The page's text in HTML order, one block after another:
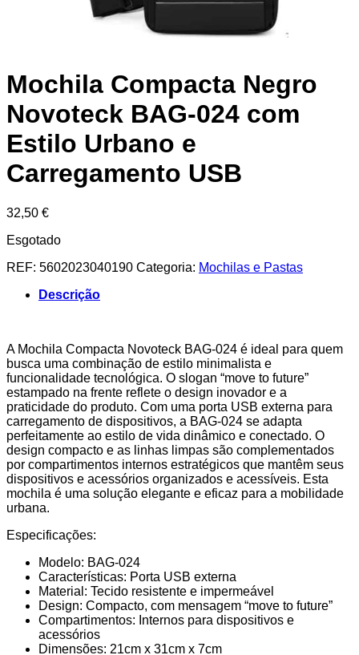
Mochila Compacta Negro
Novoteck BAG-024 com
Estilo Urbano e
Carregamento USB
32,50 €
Esgotado
REF: 5602023040190 Categoria: Mochilas e Pastas
Descrição
A Mochila Compacta Novoteck BAG-024 é ideal para quem
busca uma combinação de estilo minimalista e
funcionalidade tecnológica. O slogan “move to future”
estampado na frente reflete o design inovador e a
praticidade do produto. Com uma porta USB externa para
carregamento de dispositivos, a BAG-024 se adapta
perfeitamente ao estilo de vida dinâmico e conectado. O
design compacto e as linhas limpas são complementados
por compartimentos internos estratégicos que mantêm seus
dispositivos e acessórios organizados e acessíveis. Esta
mochila é uma solução elegante e eficaz para a mobilidade
urbana.
Especificações:
Modelo: BAG-024
Características: Porta USB externa
Material: Tecido resistente e impermeável
Design: Compacto, com mensagem “move to future”
Compartimentos: Internos para dispositivos e
acessórios
Dimensões: 21cm x 31cm x 7cm